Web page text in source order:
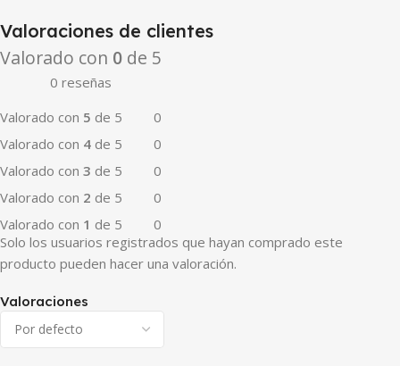
Valoraciones de clientes
Valorado con 0 de 5
0 reseñas
Valorado con 5 de 5
0
Valorado con 4 de 5
0
Valorado con 3 de 5
0
Valorado con 2 de 5
0
Valorado con 1 de 5 0
Valoraciones
Solo los usuarios registrados que hayan comprado este
producto pueden hacer una valoración.